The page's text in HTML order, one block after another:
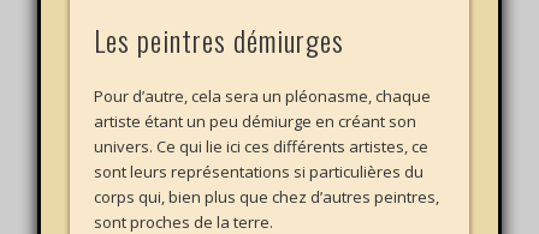
Les peintres démiurges
Pour d’autre, cela sera un pléonasme, chaque
artiste étant un peu démiurge en créant son
univers. Ce qui lie ici ces différents artistes, ce
sont leurs représentations si particulières du
corps qui, bien plus que chez d’autres peintres,
sont proches de la terre.